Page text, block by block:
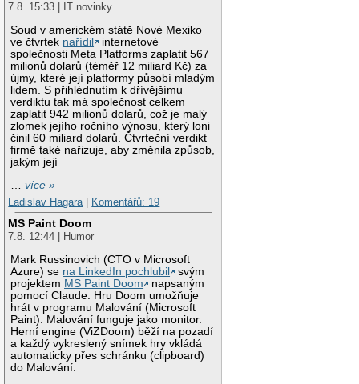
7.8. 15:33 | IT novinky
Soud v americkém státě Nové Mexiko
ve čtvrtek nařídil
internetové
společnosti Meta Platforms zaplatit 567
milionů dolarů (téměř 12 miliard Kč) za
újmy, které její platformy působí mladým
lidem. S přihlédnutím k dřívějšímu
verdiktu tak má společnost celkem
zaplatit 942 milionů dolarů, což je malý
zlomek jejího ročního výnosu, který loni
činil 60 miliard dolarů. Čtvrteční verdikt
firmě také nařizuje, aby změnila způsob,
jakým její
…více »
Ladislav Hagara| Komentářů: 19
MS Paint Doom
7.8. 12:44 | Humor
Mark Russinovich (CTO v Microsoft
Azure) se na LinkedIn pochlubil
svým
projektem MS Paint Doom
napsaným
pomocí Claude. Hru Doom umožňuje
hrát v programu Malování (Microsoft
Paint). Malování funguje jako monitor.
Herní engine (ViZDoom) běží na pozadí
a každý vykreslený snímek hry vkládá
automaticky přes schránku (clipboard)
do Malování.